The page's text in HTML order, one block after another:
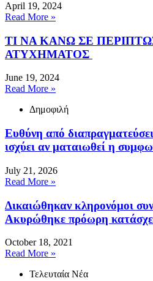
April 19, 2024
Read More »
ΤΙ ΝΑ ΚΑΝΩ ΣΕ
ΑΤΥΧΗΜΑΤΟΣ
June 19, 2024
Read More »
Δημοφιλή
Ευθύνη από
ισχύει αν ματαιωθεί η
July 21, 2026
Read More »
Δικαιώθηκαν κληρονόμοι
Ακυρώθηκε πρόωρη
October 18, 2021
Read More »
Τελευταία Νέα